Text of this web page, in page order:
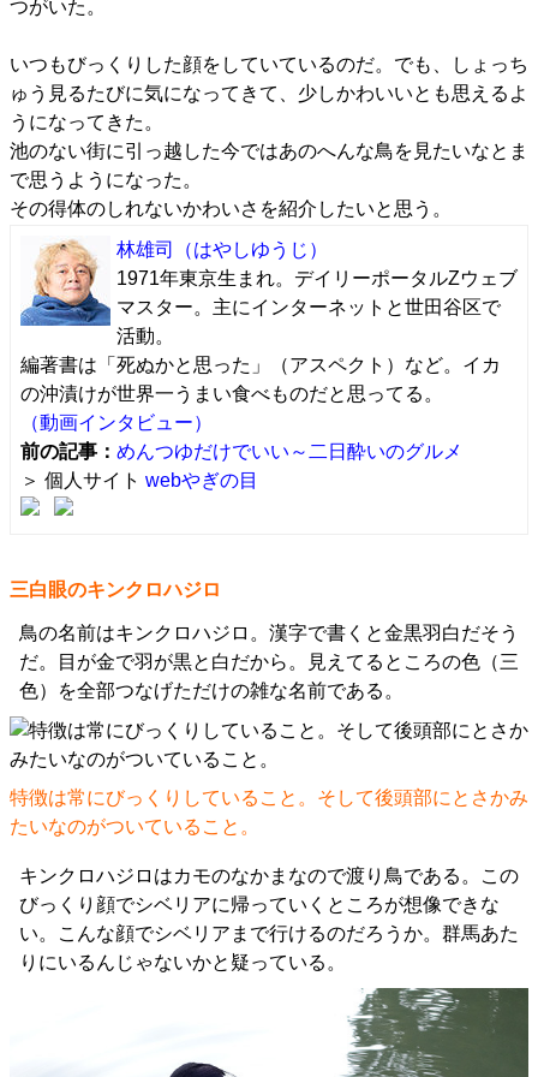
つがいた。
いつもびっくりした顔をしていているのだ。でも、しょっち
ゅう見るたびに気になってきて、少しかわいいとも思えるよ
うになってきた。
池のない街に引っ越した今ではあのへんな鳥を見たいなとま
で思うようになった。
その得体のしれないかわいさを紹介したいと思う。
林雄司
（はやしゆうじ）
1971年東京生まれ。デイリーポータルZウェブ
マスター。主にインターネットと世田谷区で
活動。
編著書は「死ぬかと思った」（アスペクト）など。イカ
の沖漬けが世界一うまい食べものだと思ってる。
（動画インタビュー）
前の記事： めんつゆだけでいい～二日酔いのグルメ
＞ 個人サイト webやぎの目
三白眼のキンクロハジロ
鳥の名前はキンクロハジロ。漢字で書くと金黒羽白だそう
だ。目が金で羽が黒と白だから。見えてるところの色（三
色）を全部つなげただけの雑な名前である。
特徴は常にびっくりしていること。そして後頭部にとさかみ
たいなのがついていること。
キンクロハジロはカモのなかまなので渡り鳥である。この
びっくり顔でシベリアに帰っていくところが想像できな
い。こんな顔でシベリアまで行けるのだろうか。群馬あた
りにいるんじゃないかと疑っている。